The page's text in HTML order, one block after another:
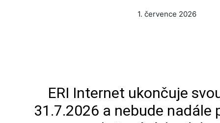
1. července 2026
ERI Internet ukončuje
31.7.2026 a nebude nadále